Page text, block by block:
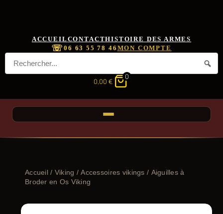
ACCUEIL CONTACTHISTOIRE DES ARMES
☏06 63 55 78 46 MON COMPTE
0,00 €
0
Accueil/ Viking /Accessoires vikings / Aiguilles à
Broder en Os Viking